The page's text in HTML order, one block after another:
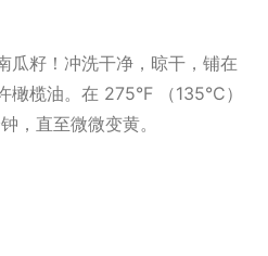
瓜籽！冲洗干净，晾干，铺在
榄油。在 275°F （135°C）
，直至微微变黄。